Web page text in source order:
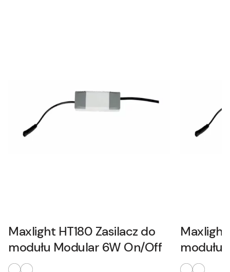
Maxlight HT180 Zasilacz do
modułu Modular 6W On/Off
Maxlight
modułu